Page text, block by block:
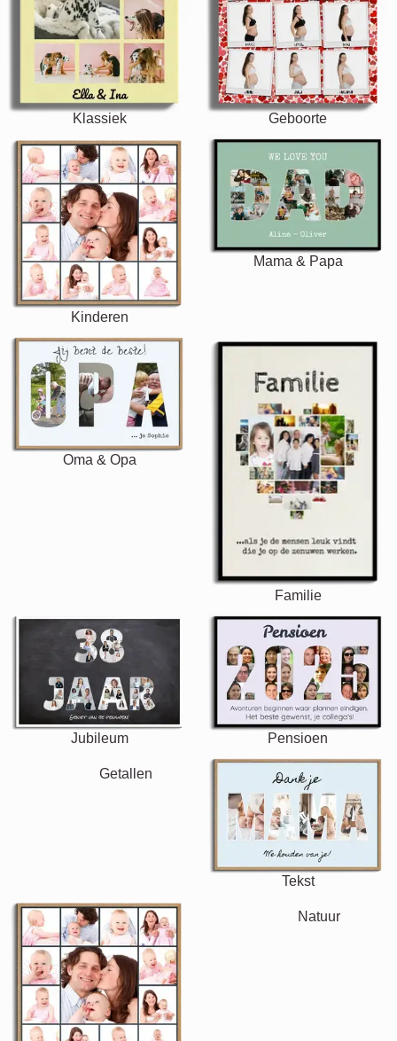
Klassiek Geboorte
Kinderen
Mama & Papa
Oma & Opa
Familie
Jubileum Pensioen
Getallen
Tekst